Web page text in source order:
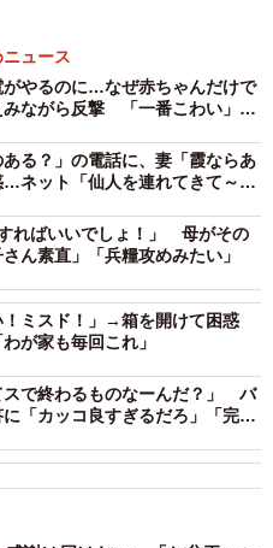
酔っ払って友達2人を連れ帰って
）
人を連れてきたものの泊め
屋から家までタクシーで3人
タクシーは無理なんでしょ
とともに伝えたつむこさ
は言ったそうですが、どこ
謎。その後、すぐに娘さん
したそうです。
聞いてみました。
くさと準備を始めて…
ュース
がやるのに…なぜ赤ちゃんだけで
ながら反撃 「一番こわい」
る？」の電話に、妻「霞ならあ
ネット「仙人を連れてきて～」
ればいいでしょ！」 母がその
ん素直」「兵糧攻めみたい」
！ミスド！」→箱を開けて困惑
が家も毎回これ」
スで終わるものなーんだ？」 バ
「カッコ良すぎるだろ」「完璧